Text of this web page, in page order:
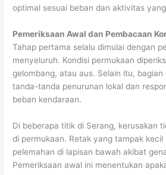
optimal sesuai beban dan aktivitas
Pemeriksaan Awal dan Pembacaan
Tahap pertama selalu dimulai dengan
menyeluruh. Kondisi permukaan
gelombang, atau aus. Selain itu, bagian
tanda-tanda penurunan lokal dan
beban kendaraan.
Di beberapa titik di Serang, kerusakan
di permukaan. Retak yang tampak kecil
pelemahan di lapisan bawah akibat
Pemeriksaan awal ini menentukan